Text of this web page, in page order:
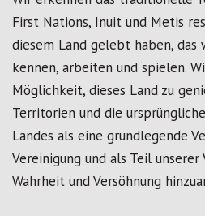
First Nations, Inuit und Metis
diesem Land gelebt haben, das
kennen, arbeiten und spielen.
Möglichkeit, dieses Land zu
Territorien und die
Landes als eine grundlegende
Vereinigung und als Teil
Wahrheit und Versöhnung